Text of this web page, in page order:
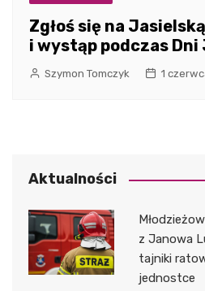
Zgłoś się na
i wystąp podczas Dni
Szymon Tomczyk 1
Aktualności
z Janowa
tajniki
jednostce